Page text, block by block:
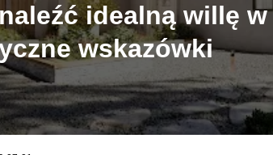
idealną willę
wskazówki